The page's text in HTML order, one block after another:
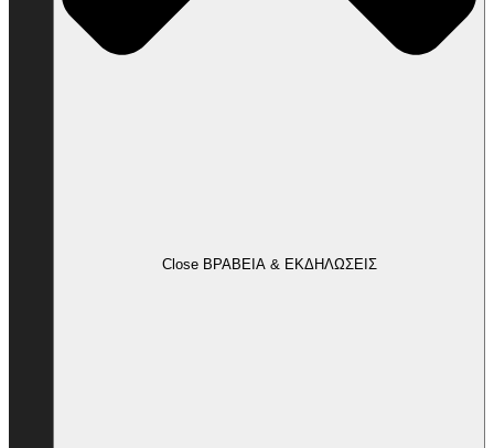
Close ΒΡΑΒΕΙΑ & ΕΚΔΗΛΩΣΕΙΣ